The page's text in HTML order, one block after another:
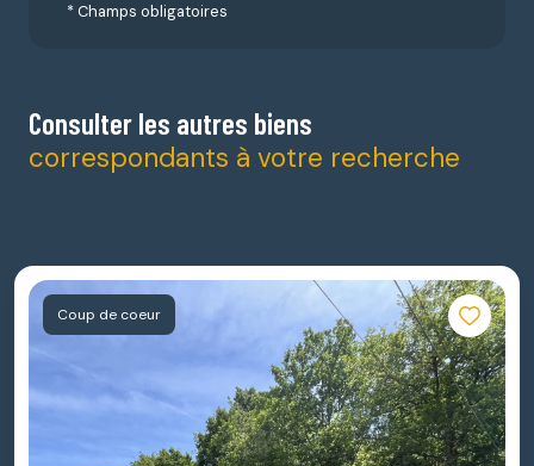
* Champs obligatoires
Consulter les autres biens
correspondants à votre recherche
Coup de coeur